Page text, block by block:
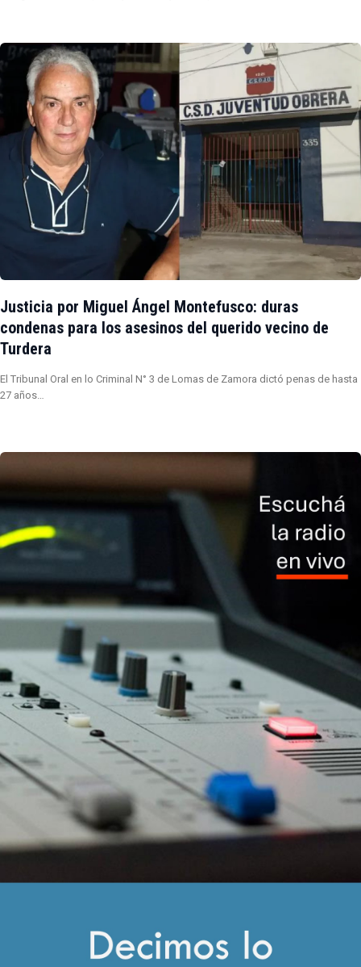
Justicia por Miguel Ángel Montefusco: duras
condenas para los asesinos del querido vecino de
Turdera
El Tribunal Oral en lo Criminal N° 3 de Lomas de Zamora dictó penas de hasta
27 años…